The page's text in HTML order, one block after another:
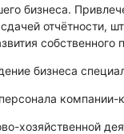
бизнеса.
отчётности,
собственного
бизнеса
хозяйственной